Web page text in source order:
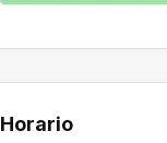
Horario